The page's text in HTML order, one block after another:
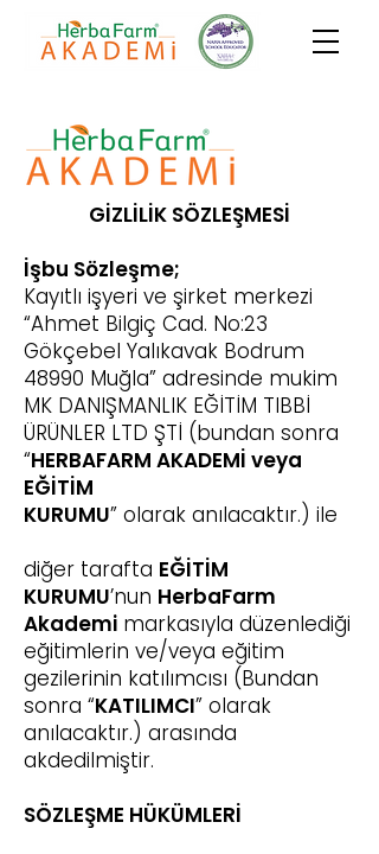
GİZLİLİK SÖZLEŞMESİ
İşbu Sözleşme;
Kayıtlı işyeri ve şirket merkezi
“Ahmet Bilgiç Cad. No:23
Gökçebel Yalıkavak Bodrum
48990 Muğla” adresinde mukim
MK DANIŞMANLIK EĞİTİM TIBBİ
ÜRÜNLER LTD ŞTİ (bundan sonra
“HERBAFARM AKADEMİ veya
EĞİTİM
KURUMU” olarak anılacaktır.) ile
diğer tarafta EĞİTİM
KURUMU’nun HerbaFarm
Akademi markasıyla düzenlediği
eğitimlerin ve/veya eğitim
gezilerinin katılımcısı (Bundan
sonra “KATILIMCI” olarak
anılacaktır.) arasında
akdedilmiştir.
SÖZLEŞME HÜKÜMLERİ